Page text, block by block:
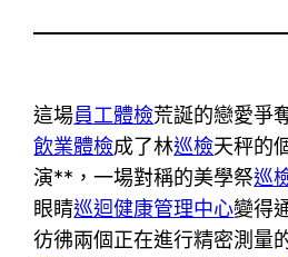
這場員工體檢荒誕的戀愛爭
飲業體檢成了林巡檢天秤的
演**，一場對稱的美學祭巡
眼睛巡迴健康管理中心變得
彷彿兩個正在進行精密測量